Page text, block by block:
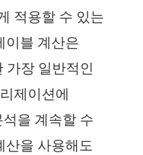
적용할 수 있는
이블 계산은
가장 일반적인
제이션에
을 계속할 수
산을 사용해도